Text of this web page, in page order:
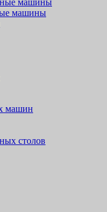
машины
машины
машин
столов